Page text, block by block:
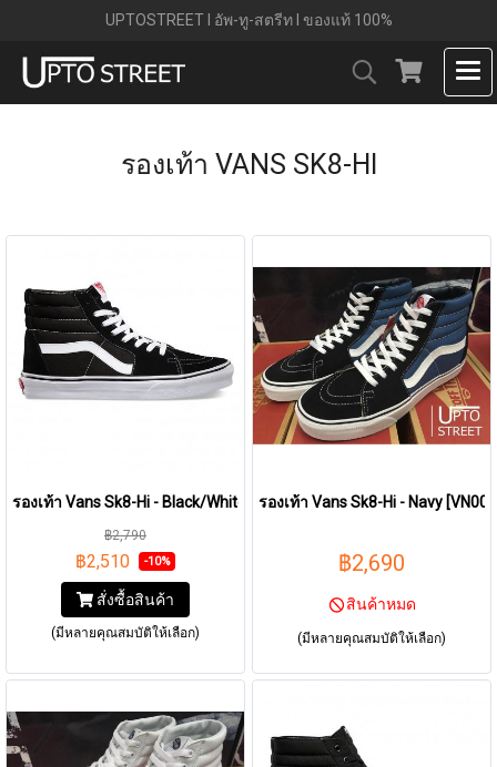
UPTOSTREET l อัพ-ทู-สตรีท l ของแท้ 100%
รองเท้า VANS SK8-HI
รองเท้า Vans Sk8-Hi - Black/White [VN000D5IB8C]
฿2,790
฿2,510 -10%
สั่งซื้อสินค้า
(มีหลายคุณสมบัติให้เลือก)
รองเท้า Vans Sk8-Hi - Navy
฿2,690
สินค้าหมด
(มีหลายคุณสมบัติให้เลือก)